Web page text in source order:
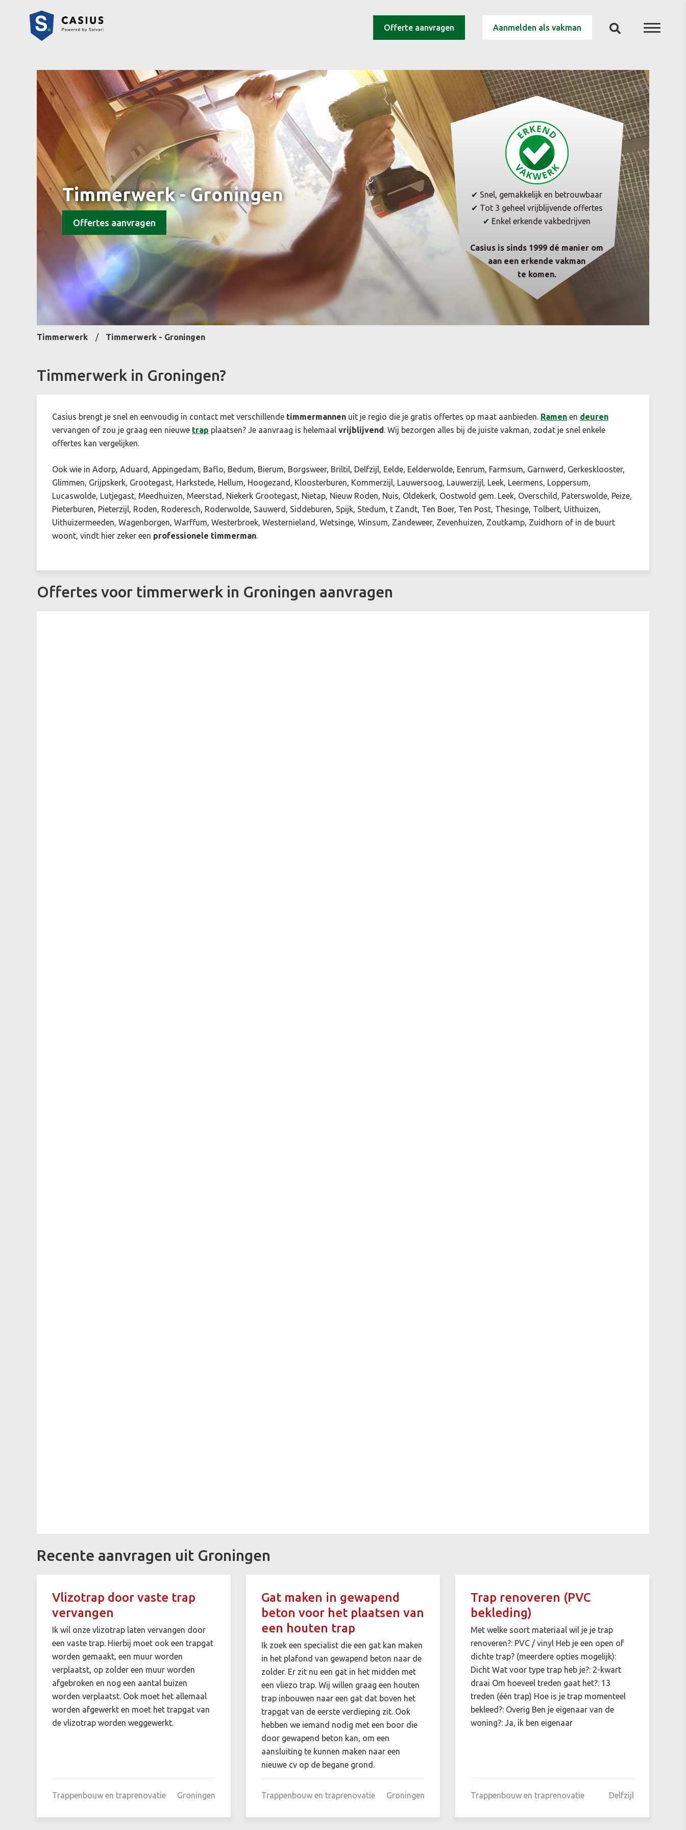
Offerte aanvragen Aanmelden als vakman
Timmerwerk - Groningen
Offertes aanvragen
✔ Snel, gemakkelijk en betrouwbaar
✔ Tot 3 geheel vrijblijvende offertes
✔ Enkel erkende vakbedrijven
Casius is sinds 1999 dé manier om
aan een erkende vakman
te komen.
Timmerwerk Timmerwerk - Groningen
Timmerwerk in Groningen?
Casius brengt je snel en eenvoudig in contact met verschillende timmermannen uit je regio die je gratis offertes op maat aanbieden. Ramen en deuren
vervangen of zou je graag een nieuwe trap plaatsen? Je aanvraag is helemaal vrijblijvend. Wij bezorgen alles bij de juiste vakman, zodat je snel enkele
offertes kan vergelijken.
Ook wie in Adorp, Aduard, Appingedam, Baflo, Bedum, Bierum, Borgsweer, Briltil, Delfzijl, Eelde, Eelderwolde, Eenrum, Farmsum, Garnwerd, Gerkesklooster,
Glimmen, Grijpskerk, Grootegast, Harkstede, Hellum, Hoogezand, Kloosterburen, Kommerzijl, Lauwersoog, Lauwerzijl, Leek, Leermens, Loppersum,
Lucaswolde, Lutjegast, Meedhuizen, Meerstad, Niekerk Grootegast, Nietap, Nieuw Roden, Nuis, Oldekerk, Oostwold gem. Leek, Overschild, Paterswolde, Peize,
Pieterburen, Pieterzijl, Roden, Roderesch, Roderwolde, Sauwerd, Siddeburen, Spijk, Stedum, t Zandt, Ten Boer, Ten Post, Thesinge, Tolbert, Uithuizen,
Uithuizermeeden, Wagenborgen, Warffum, Westerbroek, Westernieland, Wetsinge, Winsum, Zandeweer, Zevenhuizen, Zoutkamp, Zuidhorn of in de buurt
woont, vindt hier zeker een professionele timmerman.
Offertes voor timmerwerk in Groningen aanvragen
Recente aanvragen uit Groningen
Vlizotrap door vaste trap
vervangen
Ik wil onze vlizotrap laten vervangen door
een vaste trap. Hierbij moet ook een trapgat
worden gemaakt, een muur worden
verplaatst, op zolder een muur worden
afgebroken en nog een aantal buizen
worden verplaatst. Ook moet het allemaal
worden afgewerkt en moet het trapgat van
de vlizotrap worden weggewerkt.
Trappenbouw en traprenovatie Groningen
Gat maken in gewapend
beton voor het plaatsen van
een houten trap
Ik zoek een specialist die een gat kan maken
in het plafond van gewapend beton naar de
zolder. Er zit nu een gat in het midden met
een vliezo trap. Wij willen graag een houten
trap inbouwen naar een gat dat boven het
trapgat van de eerste verdieping zit. Ook
hebben we iemand nodig met een boor die
door gewapend beton kan, om een
aansluiting te kunnen maken naar een
nieuwe cv op de begane grond.
Trappenbouw en traprenovatie Groningen
Trap renoveren (PVC
bekleding)
Met welke soort materiaal wil je je trap
renoveren?: PVC / vinyl Heb je een open of
dichte trap? (meerdere opties mogelijk):
Dicht Wat voor type trap heb je?: 2-kwart
draai Om hoeveel treden gaat het?: 13
treden (één trap) Hoe is je trap momenteel
bekleed?: Overig Ben je eigenaar van de
woning?: Ja, ik ben eigenaar
Trappenbouw en traprenovatie Delfzijl